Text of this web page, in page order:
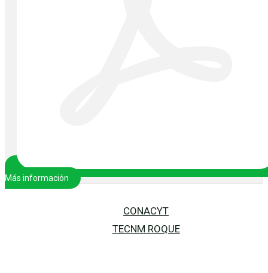
Más información
CONACYT
TECNM ROQUE